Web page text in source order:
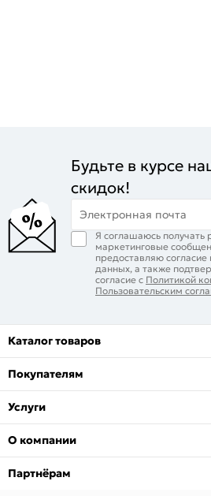
Будьте в курсе
скидок!
Электронная почта
Я соглашаюсь
маркетинговые
предоставляю
данных, а также
согласие с Политикой
Пользовательским
Каталог товаров
Покупателям
Услуги
О компании
Партнёрам